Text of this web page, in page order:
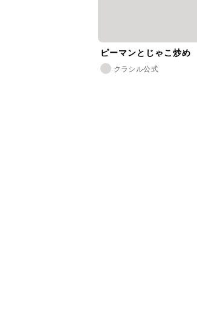
ピーマンとじゃこ炒め
クラシル公式